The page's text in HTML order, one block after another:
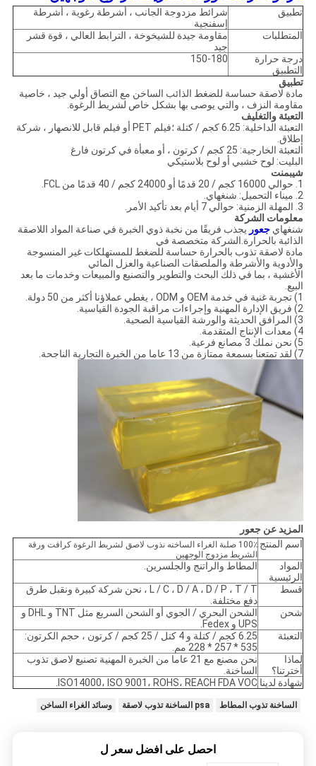
تطبيق
شرائط مزدوجة الجانب ، أشرطة رغوية ، أشرطة
إسفنجية
المتطلبات
مقاومة جيدة للشيخوخة ، الترابط العالي ، قوة قشر
جيد
درجة حرارة
التطبيق
150-180
تطبيق
مادة لاصقة حساسة للضغط الذائب الساخن مع التصاق أولي جيد ، خاصية
مقاومة النزف ، والتي يوصى بها بشكل خاص لشريط الرغوة.
التعبئة والتغليف
التعبئة الداخلية: 6.25 كجم / كتلة ؛فيلم PET أو فيلم قابل للانصهار ، شركة
إطلاق.
التعبئة الخارجية: 25 كجم / كرتون ، أو معبأة في كرتون فارغ
البليت: لوح خشبي أو لوح بلاستيكي
شيبمنت
1. حوالي 16000 كجم / 20 قدمًا أو 24000 كجم / 40 قدمًا من FCL.
2. ميناء التحميل: شنغهاي.
3. المهلة الزمنية: حوالي 7 أيام بعد تأكيد الأمر.
معلومات الشركة
شنغهاي جعور يجذب فريقًا من نخبة ذوي الخبرة في صناعة المواد اللاصقة
الذائبة بالحرارة.الشركة متخصصة في
مادة لاصقة تذوب بالحرارة حساسة للضغط للمستهلكات غير المنسوجة
والأدوية والأشرطة والملصقات الصناعية والعزل المائي
الأغشية ، بما في ذلك البحث والتطوير والتصنيع والمبيعات وخدمات ما بعد
البيع.
1) تجربة غنية في خدمة OEM و ODM ، يغطي عملاؤنا أكثر من 50 دولة.
2) فريق الإدارة المهنية وإجراءات مراقبة الجودة القياسية.
3) المرافق الحديثة والورشة القياسية الصحية.
4) معدات الإنتاج المتقدمة.
5) نحن نملك 3 مصانع فرعية.
7) لقد تمتعنا بسمعة ممتازة من 13 عاما من الخبرة التجارية الناجحة.
المزيد عن جعور
اسم المنتج
100٪ صلبة الغراء الساخنه نذوب لاصق لشريط الرغوة كرافت ورقة
الشريط مزدوج الوجهين
المواد
الرئيسية
المطاط والراتنج والجلسرين.
قسط
L / C ، D / A ، D / P ، T / T ، نحن شركة كبيرة ونقبل طرق
دفع مختلفة.
شحن
الشحن البحري / الجوي أو الشحن السريع مثل TNT و DHL و
UPS و Fedex.
التعبئة
6.25 كجم / كتلة و 4 كتل / 25 كجم / كرتون ، حجم الكرتون:
535 * 257 * 228 مم.
لماذا
أخترتنا؟
نحن مصنع مع 21 عاما من الخبرة المهنية تصنيع لاصق تذوب
الساخنة.
شهادة لدينا ISO14000، ISO 9001، ROHS، REACH FDA VOC.
الساخنة تذوب المطاط psa الساخنة تذوب لاصقة وسائد الغراء الساخن
احصل على افضل سعر ل